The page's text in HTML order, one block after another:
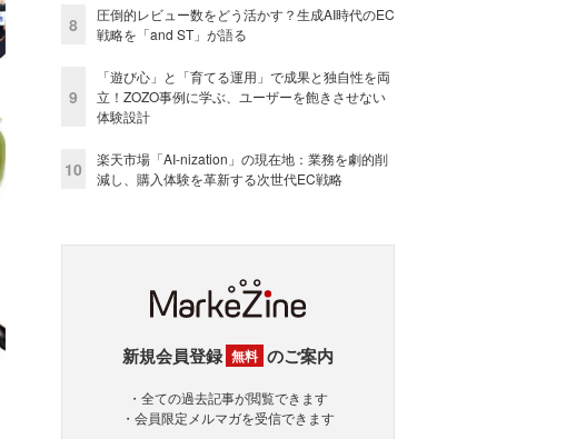
8
圧倒的レビュー数をどう活かす？生成AI時代のEC
戦略を「and ST」が語る
9
「遊び心」と「育てる運用」で成果と独自性を両
立！ZOZO事例に学ぶ、ユーザーを飽きさせない
体験設計
10
楽天市場「AI-nization」の現在地：業務を劇的削
減し、購入体験を革新する次世代EC戦略
新規会員登録 無料 のご案内
・全ての過去記事が閲覧できます
・会員限定メルマガを受信できます